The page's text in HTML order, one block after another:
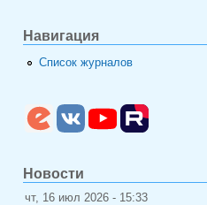
Навигация
Список журналов
Новости
чт, 16 июл 2026 - 15:33